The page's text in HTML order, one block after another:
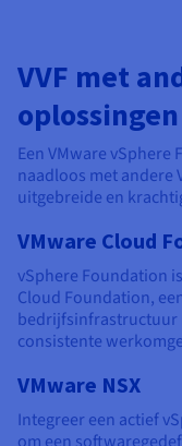
VVF met
Een VMware
naadloos met andere
uitgebreide en
VMware Cloud
vSphere Foundation
Cloud Foundation,
bedrijfsinfrastructuur
consistente
VMware NSX
Integreer een actief